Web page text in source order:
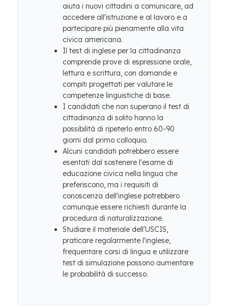
aiuta i nuovi cittadini a comunicare, ad
accedere all'istruzione e al lavoro e a
partecipare più pienamente alla vita
civica americana.
Il test di inglese per la cittadinanza
comprende prove di espressione orale,
lettura e scrittura, con domande e
compiti progettati per valutare le
competenze linguistiche di base.
I candidati che non superano il test di
cittadinanza di solito hanno la
possibilità di ripeterlo entro 60-90
giorni dal primo colloquio.
Alcuni candidati potrebbero essere
esentati dal sostenere l'esame di
educazione civica nella lingua che
preferiscono, ma i requisiti di
conoscenza dell'inglese potrebbero
comunque essere richiesti durante la
procedura di naturalizzazione.
Studiare il materiale dell'USCIS,
praticare regolarmente l'inglese,
frequentare corsi di lingua e utilizzare
test di simulazione possono aumentare
le probabilità di successo.